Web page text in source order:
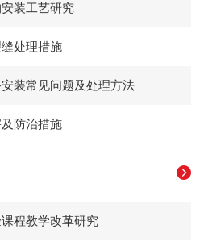
装工艺研究
处理措施
装常见问题及处理方法
防治措施
程教学改革研究